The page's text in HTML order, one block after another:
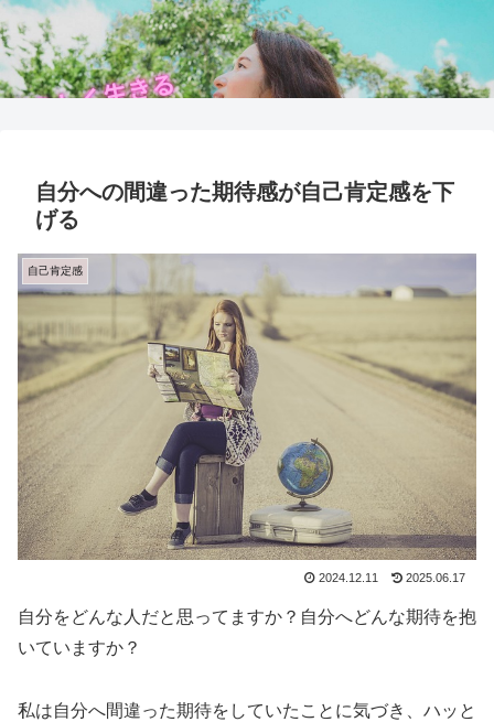
自分への間違った期待感が自己肯定感を下
げる
自己肯定感
2024.12.11 2025.06.17
自分をどんな人だと思ってますか？自分へどんな期待を抱
いていますか？
私は自分へ間違った期待をしていたことに気づき、ハッと